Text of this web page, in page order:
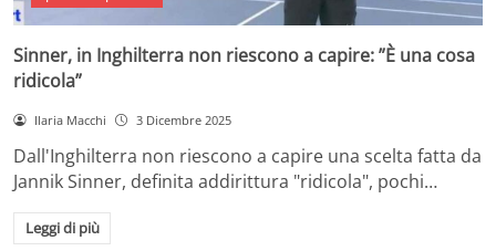
Sinner, in Inghilterra non riescono a capire: ”È una cosa
ridicola”
Ilaria Macchi 3 Dicembre 2025
Dall'Inghilterra non riescono a capire una scelta fatta da
Jannik Sinner, definita addirittura "ridicola", pochi…
Leggi di più